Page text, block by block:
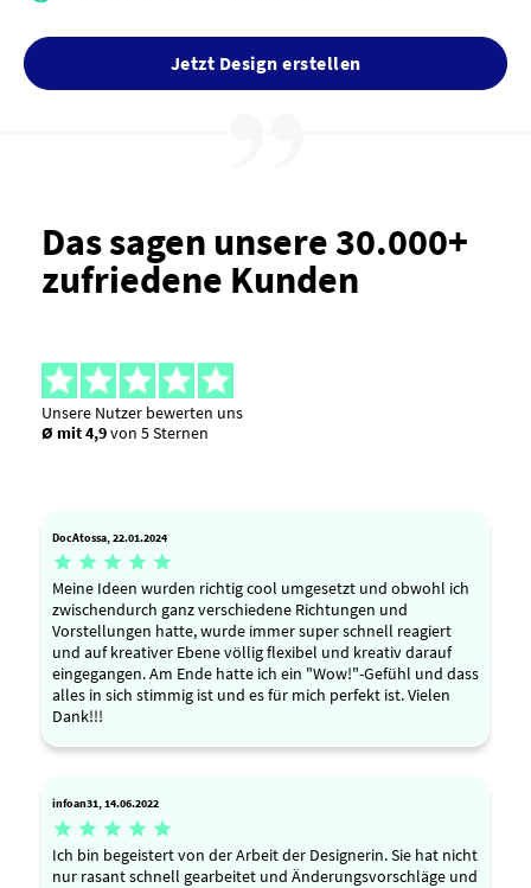
Jetzt Design erstellen
Das sagen unsere 30.000+
zufriedene Kunden
Unsere Nutzer bewerten uns
Ø mit 4,9von 5 Sternen
DocAtossa, 22.01.2024
    
Meine Ideen wurden richtig cool umgesetzt und obwohl ich
zwischendurch ganz verschiedene Richtungen und
Vorstellungen hatte, wurde immer super schnell reagiert
und auf kreativer Ebene völlig flexibel und kreativ darauf
eingegangen. Am Ende hatte ich ein "Wow!"-Gefühl und dass
alles in sich stimmig ist und es für mich perfekt ist. Vielen
Dank!!!
infoan31, 14.06.2022
    
Ich bin begeistert von der Arbeit der Designerin. Sie hat nicht
nur rasant schnell gearbeitet und Änderungsvorschläge und